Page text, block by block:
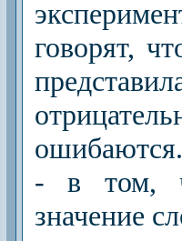
говорят,
- в том,
значение